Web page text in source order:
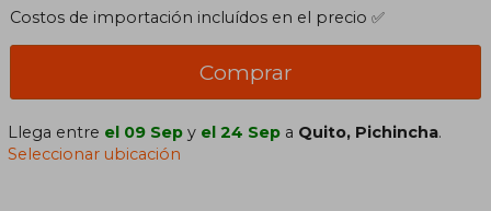
Costos de importación incluídos en el precio ✅
Comprar
Llega entre el 09 Sep y el 24 Sep a Quito, Pichincha.
Seleccionar ubicación